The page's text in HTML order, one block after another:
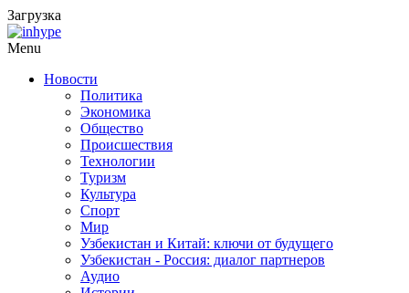
Загрузка
Menu
Новости
Политика
Экономика
Общество
Происшествия
Технологии
Туризм
Культура
Спорт
Мир
Узбекистан и Китай: ключи от будущего
Узбекистан - Россия: диалог партнеров
Аудио